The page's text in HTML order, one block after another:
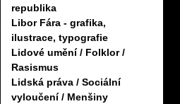
republika
Libor Fára - grafika,
ilustrace, typografie
Lidové umění / Folklor /
Rasismus
Lidská práva / Sociální
vyloučení / Menšiny